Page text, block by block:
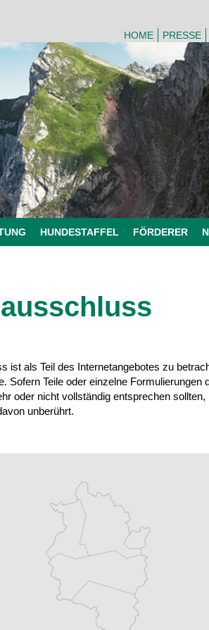
HOME PRESSE
HUNDESTAFFEL FÖRDERER
ist als Teil des Internetangebotes zu
Sofern Teile oder einzelne Formulierungen
oder nicht vollständig entsprechen sollten,
unberührt.